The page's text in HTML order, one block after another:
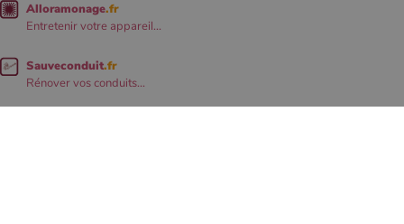
Alloramonage.fr
Entretenir votre appareil...
Sauveconduit.fr
Rénover vos conduits...